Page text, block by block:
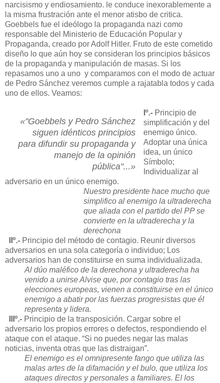
narcisismo y endiosamiento. le conduce inexorablemente a
la misma frustración ante el menor atisbo de critica.
Goebbels fue el ideólogo la propaganda nazi como
responsable del Ministerio de Educación Popular y
Propaganda, creado por Adolf Hitler. Fruto de este cometido
diseño lo que aún hoy se consideran los principios básicos
de la propaganda y manipulación de masas. Si los
repasamos uno a uno y comparamos con el modo de actuar
de Pedro Sánchez veremos cumple a rajatabla todos y cada
uno de ellos. Veamos:
«"Goebbels y Pedro Sánchez
siguen idénticos principios
para difundir su propaganda y
manejo de la opinión
pública"...»
Iº.-Principio de
simplificación y del
enemigo único.
Adoptar una única
idea, un único
Símbolo;
Individualizar al
adversario en un único enemigo.
Nuestro presidente hace mucho que
simplifico al enemigo la ultraderecha
que aliada con el partido del PP se
convierte en la ultraderecha y la
derechona
IIº.- Principio del método de contagio. Reunir diversos
adversarios en una sola categoría o individuo; Los
adversarios han de constituirse en suma individualizada.
Al dúo maléfico de la derechona y ultraderecha ha
venido a unirse Alvise que, por contagio tras las
elecciones europeas, vienen a constituirse en el único
enemigo a abatir por las fuerzas progresistas que él
representa y lidera.
IIIº.- Principio de la transposición. Cargar sobre el
adversario los propios errores o defectos, respondiendo el
ataque con el ataque. “Si no puedes negar las malas
noticias, inventa otras que las distraigan”.
El enemigo es el omnipresente fango que utiliza las
malas artes de la difamación y el bulo, que utiliza los
ataques directos y personales a familiares. El los